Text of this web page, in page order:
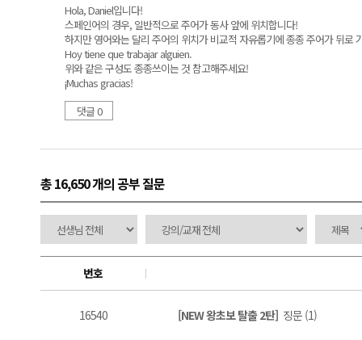
Hola, Daniel입니다!
스페인어의 경우, 일반적으로 주어가 동사 앞에 위치합니다!
하지만 영어와는 달리 주어의 위치가 비교적 자유롭기에 종종 주어가 뒤로
Hoy tiene que trabajar alguien.
위와 같은 구성도 종종쓰이는 것 참고해주세요!
¡Muchas gracias!
댓글 0
총 16,650 개의 공부 질문
번호
16540 [NEW 왕초보 탈출 2탄] 징문 (1)